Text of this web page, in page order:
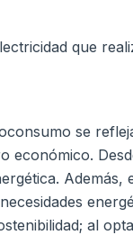
que
se
económico.
Además,
al